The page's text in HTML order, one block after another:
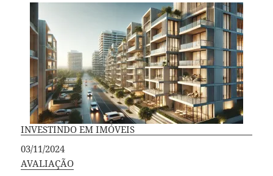
INVESTINDO EM IMÓVEIS
Data
03/11/2024
Em relação a
AVALIAÇÃO